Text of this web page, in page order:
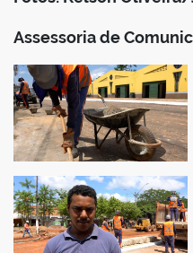
Assessoria de